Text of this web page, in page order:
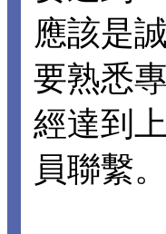
應該是
要熟悉
經達到
員聯繫。